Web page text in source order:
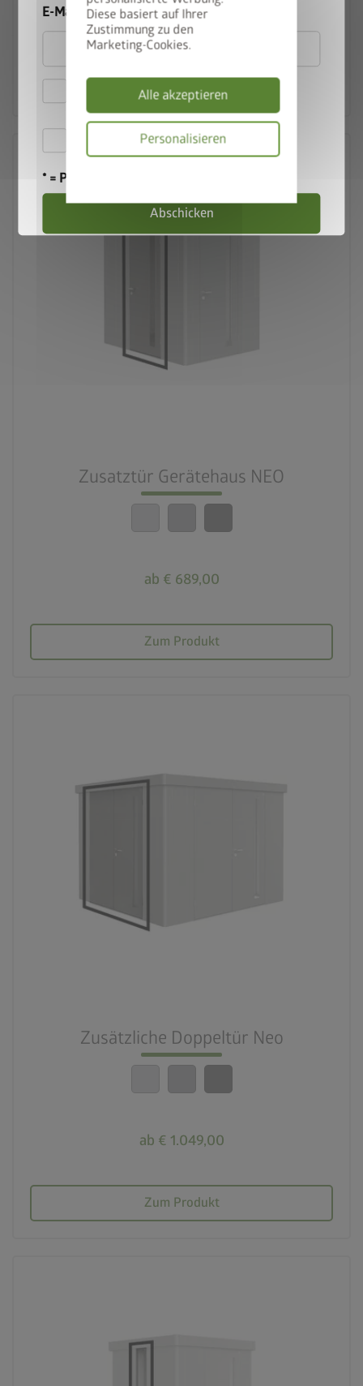
Diese basiert auf Ihrer
Zustimmung zu den
Marketing-Cookies.
Alle akzeptieren
Personalisieren
ab € 219,00
Zum Produkt
Zusatztür Gerätehaus NEO
ab € 689,00
Zum Produkt
Zusätzliche Doppeltür Neo
ab € 1.049,00
Zum Produkt
E-Mail
Hiermit akzeptiere ich
dieDatenschutzbestimmungen
Hiermit akzeptiere ich die
Teilnahmebedingungen.
* = Pflichtfeld
Abschicken